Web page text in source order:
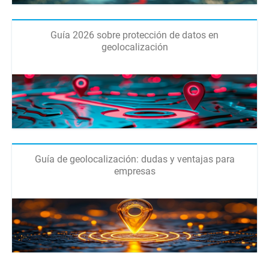
Guía 2026 sobre protección de datos en
geolocalización
Guía de geolocalización: dudas y ventajas para
empresas